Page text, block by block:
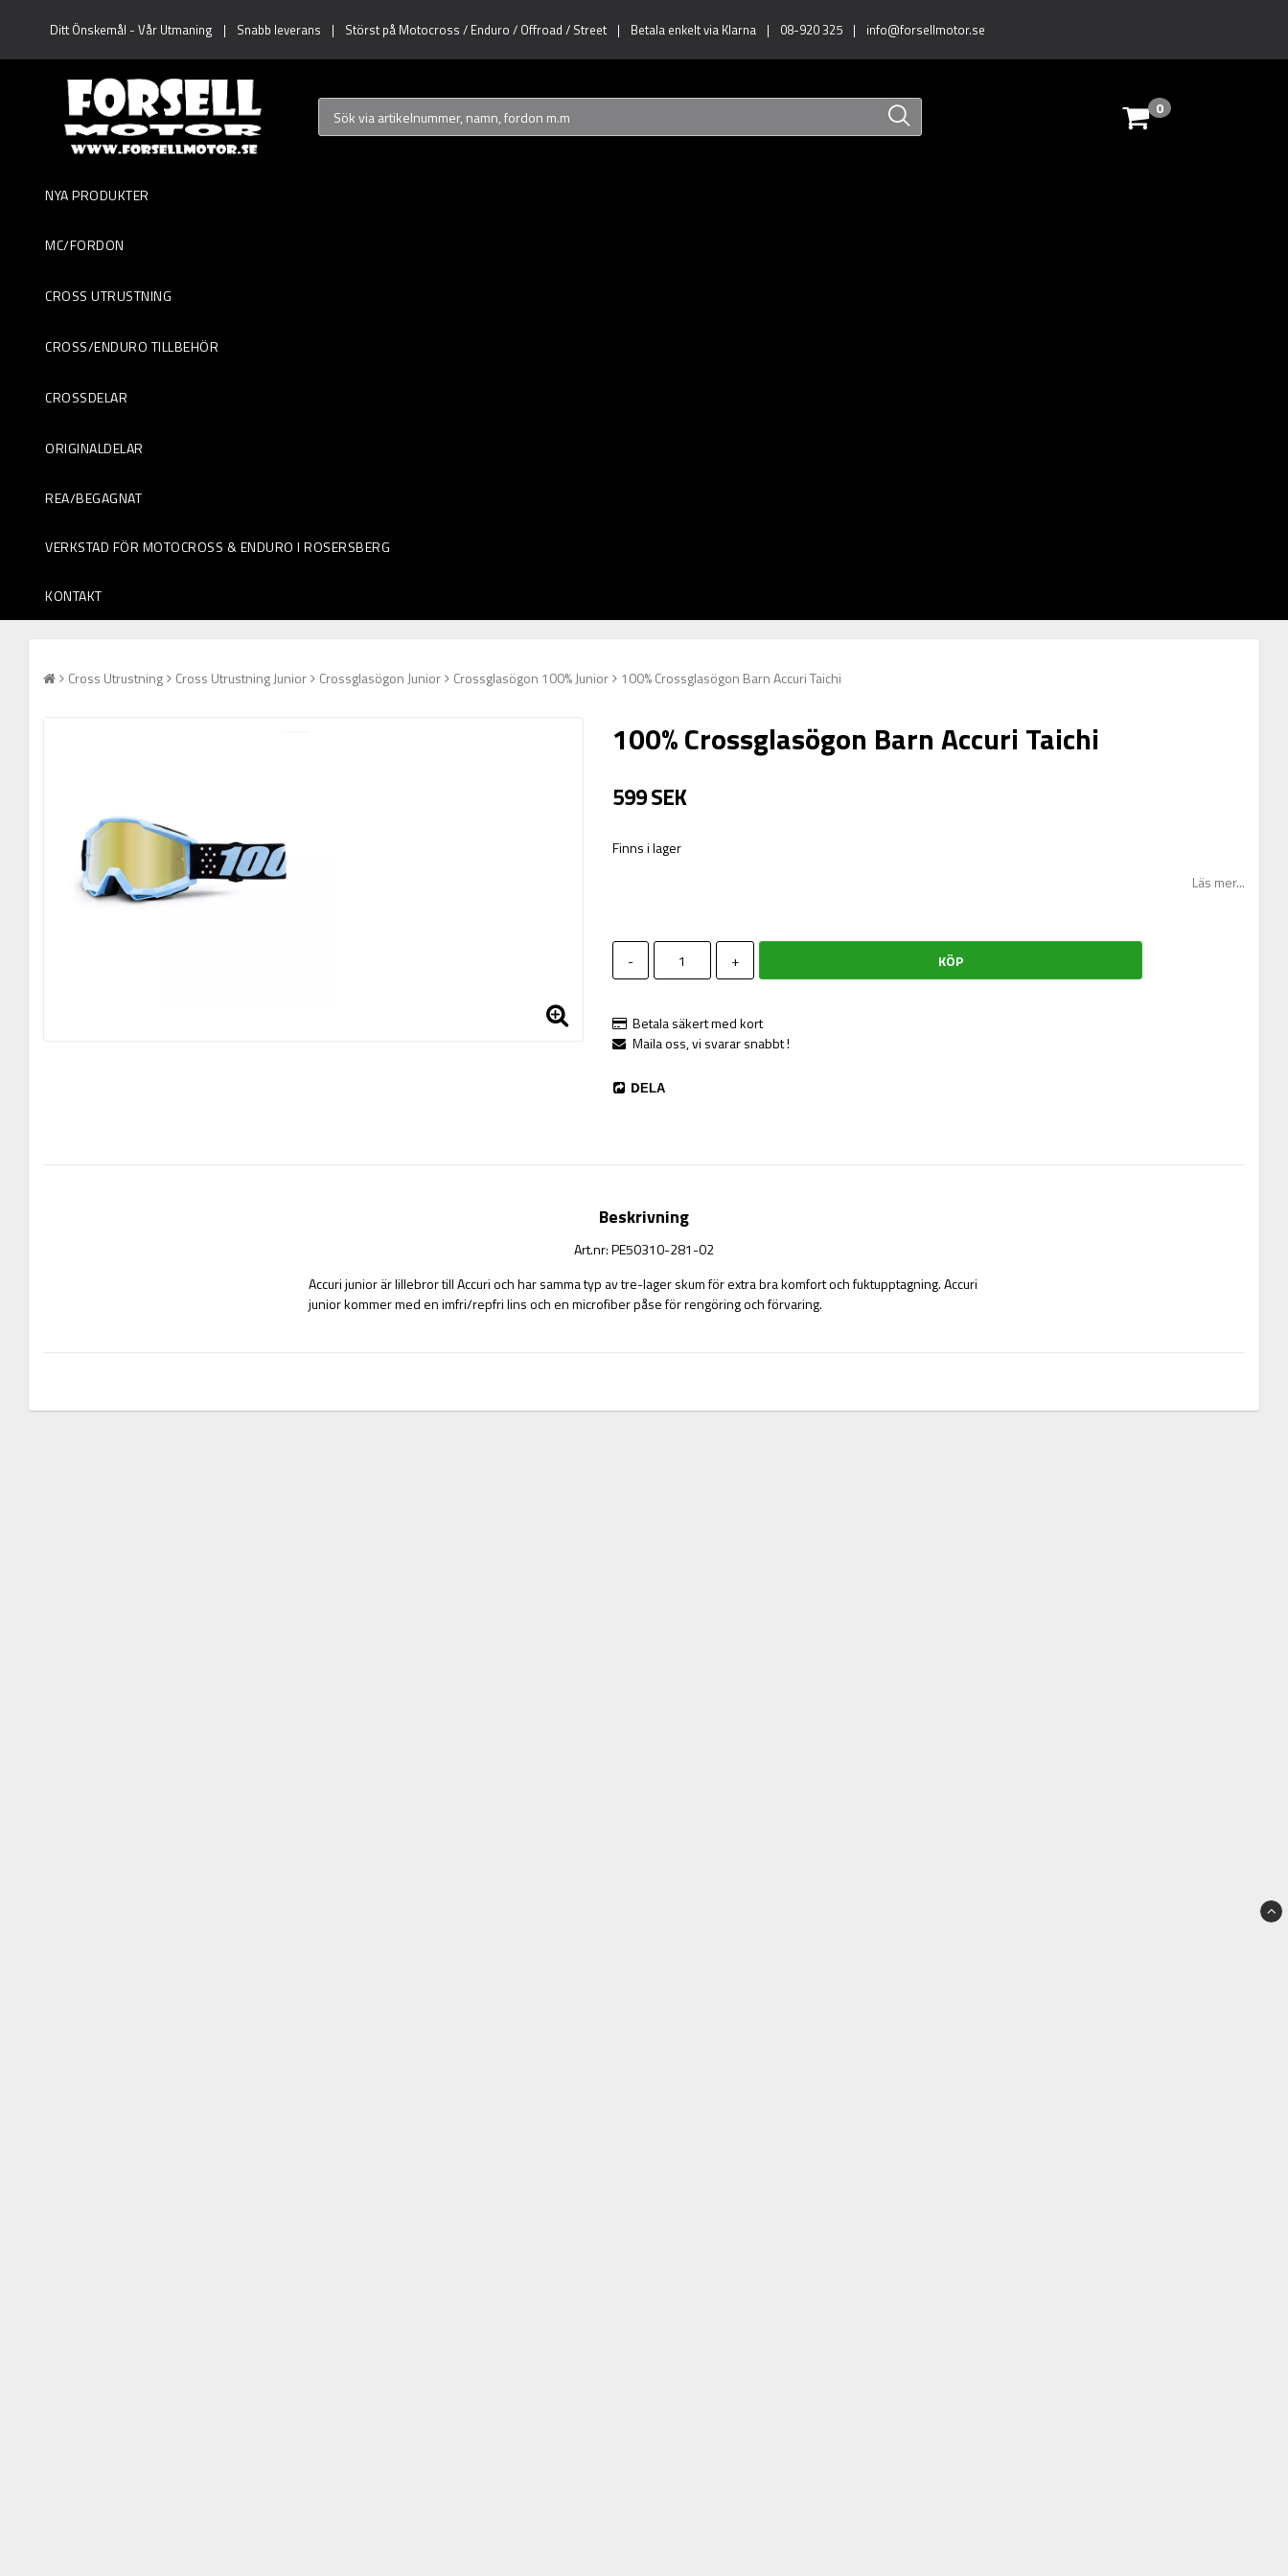
Ditt Önskemål - Vår Utmaning | Snabb leverans | Störst på Motocross / Enduro / Offroad / Street | Betala enkelt via Klarna | 08-920 325 | info@forsellmotor.se
0
NYA PRODUKTER
MC/FORDON
CROSS UTRUSTNING
CROSS/ENDURO TILLBEHÖR
CROSSDELAR
ORIGINALDELAR
REA/BEGAGNAT
VERKSTAD FÖR MOTOCROSS & ENDURO I ROSERSBERG
KONTAKT
Cross Utrustning Cross Utrustning Junior Crossglasögon Junior Crossglasögon 100% Junior 100% Crossglasögon Barn Accuri Taichi
100% Crossglasögon Barn Accuri Taichi
599 SEK
Finns i lager
Läs mer...
- + KÖP
Betala säkert med kort
Maila oss, vi svarar snabbt !
DELA
Beskrivning
Art.nr: PE50310-281-02
Accuri junior är lillebror till Accuri och har samma typ av tre-lager skum för extra bra komfort och fuktupptagning. Accuri
junior kommer med en imfri/repfri lins och en microfiber påse för rengöring och förvaring.